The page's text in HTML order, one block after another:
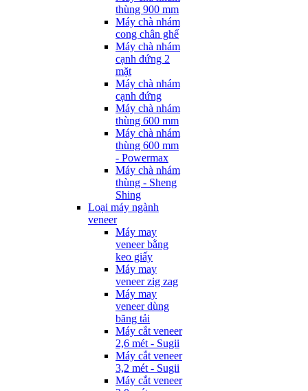
thùng 900 mm
Máy chà nhám
cong chân ghế
Máy chà nhám
cạnh đứng 2
mặt
Máy chà nhám
cạnh đứng
Máy chà nhám
thùng 600 mm
Máy chà nhám
thùng 600 mm
- Powermax
Máy chà nhám
thùng - Sheng
Shing
Loại máy ngành
veneer
Máy may
veneer bằng
keo giấy
Máy may
veneer zig zag
Máy may
veneer dùng
băng tải
Máy cắt veneer
2,6 mét - Sugii
Máy cắt veneer
3,2 mét - Sugii
Máy cắt veneer